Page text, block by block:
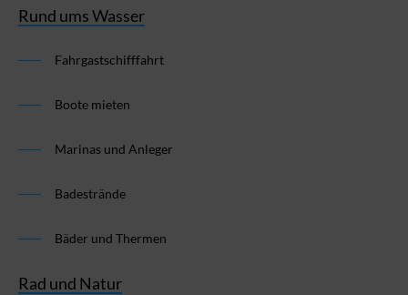
Rund ums Wasser
Fahrgastschifffahrt
Boote mieten
Marinas und Anleger
Badestrände
Bäder und Thermen
Rad und Natur